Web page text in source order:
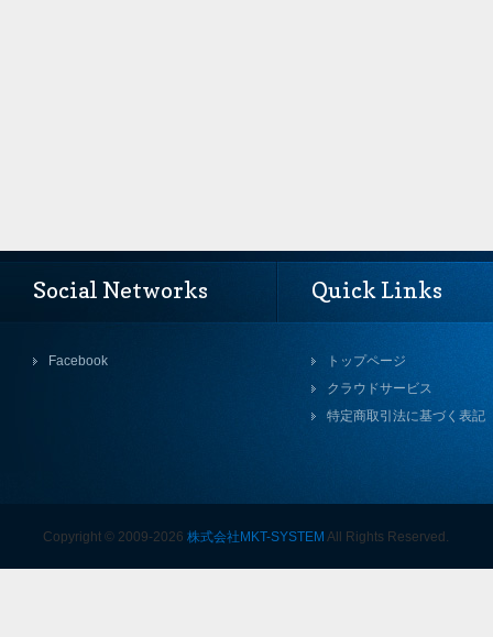
Social Networks
Facebook
Quick Links
トップページ
クラウドサービス
特定商取引法に基づく表記
Copyright © 2009-2026株式会社MKT-SYSTEM All Rights Reserved.